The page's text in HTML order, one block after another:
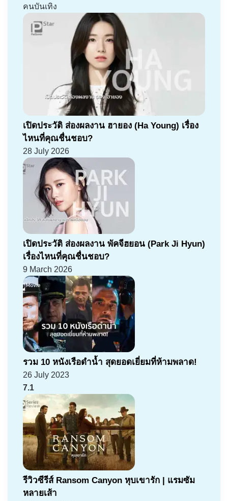
คนบันเทิง
เปิดประวัติ ส่องผลงาน ฮายอง (Ha Young) เรื่อง
ไหนที่คุณชื่นชอบ?
28 July 2026
เปิดประวัติ ส่องผลงาน พัคจีฮยอน (Park Ji Hyun)
เรื่องไหนที่คุณชื่นชอบ?
9 March 2026
รวม 10 หนังเรือดำน้ำ สุดยอดเยี่ยมที่ห้ามพลาด!
26 July 2023
7.1
รีวิวซีรีส์ Ransom Canyon หุบเขารัก | แรมซัม
หลายเส้า